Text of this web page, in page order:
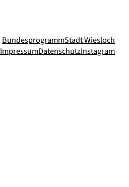
BundesprogrammStadt Wiesloch
ImpressumDatenschutzInstagram